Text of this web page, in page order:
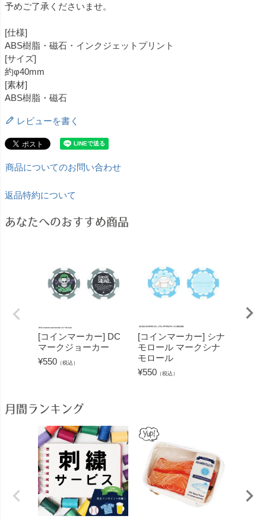
予めご了承くださいませ。
[仕様]
ABS樹脂・磁石・インクジェットプリント
[サイズ]
約φ40mm
[素材]
ABS樹脂・磁石
レビューを書く
商品についてのお問い合わせ
返品特約について
あなたへのおすすめ商品
[コインマーカー] DC
マークジョーカー
¥550 （税込）
[コインマーカー] シナ
モロール マークシナ
モロール
¥550 （税込）
月間ランキング